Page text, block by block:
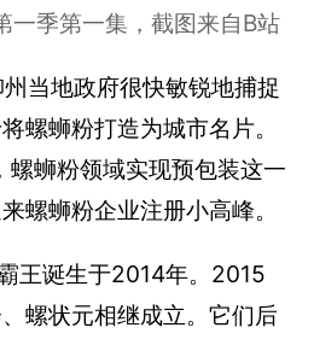
一季第一集，截图来自B站
当地政府很快敏锐地捕捉
螺蛳粉打造为城市名片。
蛳粉领域实现预包装这一
螺蛳粉企业注册小高峰。
王诞生于2014年。2015
螺状元相继成立。它们后